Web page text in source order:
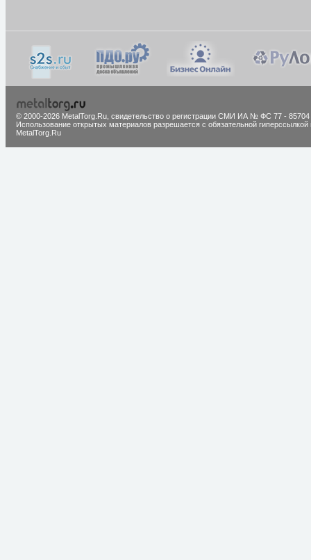
© 2000-2026 MetalTorg.Ru, cвидетельство о регистрации СМИ ИА № ФС 77 - 85704
Использование открытых материалов разрешается с обязательной гиперссылкой
MetalTorg.Ru